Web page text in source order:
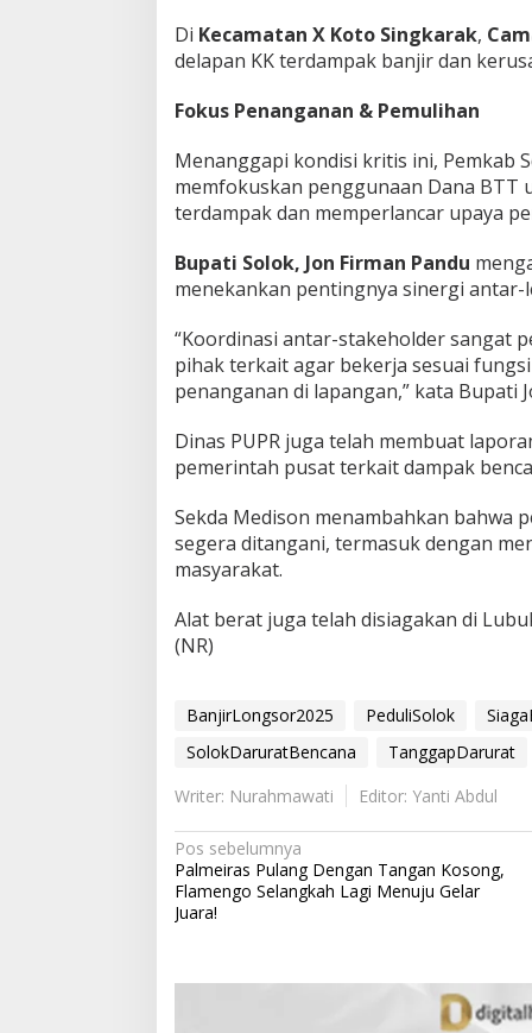
Di Kecamatan X Koto Singkarak,
delapan KK terdampak banjir dan
Fokus Penanganan & Pemulihan
Menanggapi kondisi kritis ini, Pemkab
memfokuskan penggunaan Dana BTT
terdampak dan memperlancar upaya
Bupati Solok, Jon Firman Pandu
menekankan pentingnya sinergi antar-
“Koordinasi antar-stakeholder sangat
pihak terkait agar bekerja sesuai
penanganan di lapangan,” kata Bupati
Dinas PUPR juga telah membuat
pemerintah pusat terkait dampak
Sekda Medison menambahkan bahwa
segera ditangani, termasuk dengan
masyarakat.
Alat berat juga telah disiagakan di
(NR)
BanjirLongsor2025 PeduliSolok
SolokDaruratBencana
TanggapDarurat
Writer: Nurahmawati
Editor: Yanti Abdul
N
a
v
g
Pos sebelumnya
Palmeiras Pulang Dengan Tangan Kosong,
Flamengo Selangkah Lagi Menuju Gelar
Juara!